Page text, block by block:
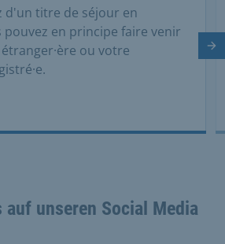
d'un titre de séjour en
pouvez en principe faire venir
ou votre
auf unseren Social Media